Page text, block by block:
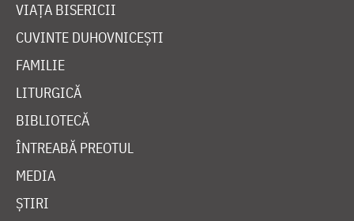
VIAȚA BISERICII
CUVINTE DUHOVNICEȘTI
FAMILIE
LITURGICĂ
BIBLIOTECĂ
ÎNTREABĂ PREOTUL
MEDIA
ȘTIRI